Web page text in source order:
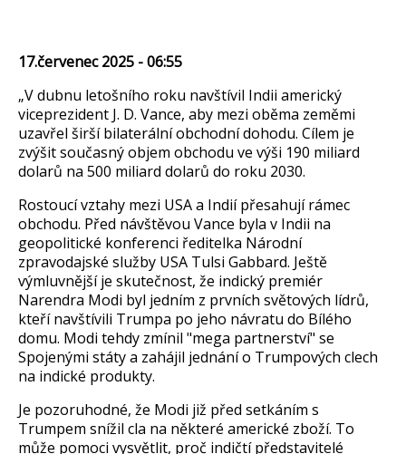
17.červenec 2025 - 06:55
„V dubnu letošního roku navštívil Indii americký
viceprezident J. D. Vance, aby mezi oběma zeměmi
uzavřel širší bilaterální obchodní dohodu. Cílem je
zvýšit současný objem obchodu ve výši 190 miliard
dolarů na 500 miliard dolarů do roku 2030.
Rostoucí vztahy mezi USA a Indií přesahují rámec
obchodu. Před návštěvou Vance byla v Indii na
geopolitické konferenci ředitelka Národní
zpravodajské služby USA Tulsi Gabbard. Ještě
výmluvnější je skutečnost, že indický premiér
Narendra Modi byl jedním z prvních světových lídrů,
kteří navštívili Trumpa po jeho návratu do Bílého
domu. Modi tehdy zmínil "mega partnerství" se
Spojenými státy a zahájil jednání o Trumpových clech
na indické produkty.
Je pozoruhodné, že Modi již před setkáním s
Trumpem snížil cla na některé americké zboží. To
může pomoci vysvětlit, proč indičtí představitelé